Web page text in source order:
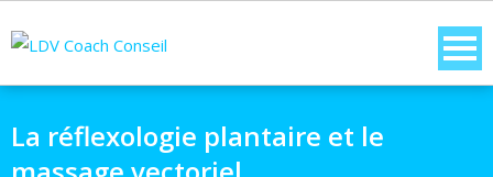
La réflexologie plantaire et le